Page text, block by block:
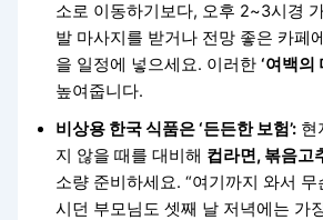
소로 이동하기보다, 오후 2~3시경
발 마사지를 받거나 전망 좋은 카페
을 일정에 넣으세요. 이러한‘여백의
높여줍니다.
비상용 한국 식품은 ‘든든한 보험’: 현
지 않을 때를 대비해 컵라면, 볶음고
소량 준비하세요. “여기까지 와서
시던 부모님도 셋째 날 저녁에는 가